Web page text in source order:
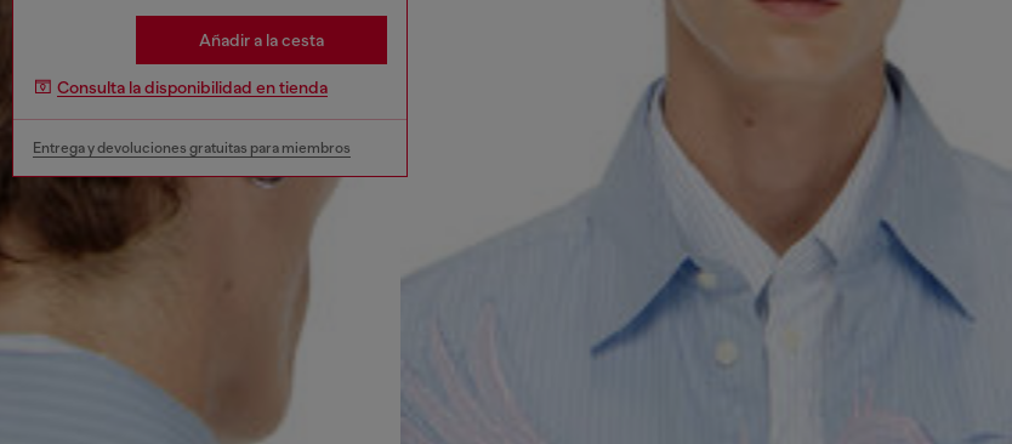
Añadir a la cesta
Consulta la disponibilidad en tienda
Entrega y devoluciones gratuitas para miembros